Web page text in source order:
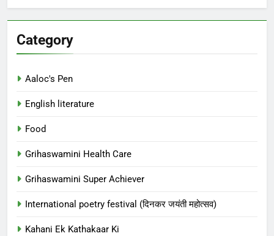
Category
Aaloc's Pen
English literature
Food
Grihaswamini Health Care
Grihaswamini Super Achiever
International poetry festival (दिनकर जयंती महोत्सव)
Kahani Ek Kathakaar Ki